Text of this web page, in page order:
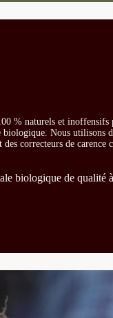
% naturels et
Nous utilisons
correcteurs de carence
biologique de qualité